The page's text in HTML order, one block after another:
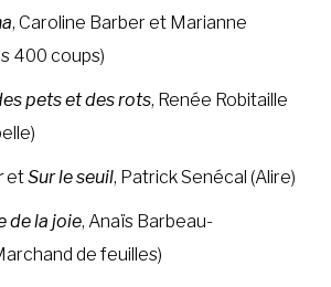
, Caroline Barber et Marianne
400 coups)
pets et des rots, Renée Robitaille
etSur le seuil, Patrick Senécal (Alire)
de la joie, Anaïs Barbeau-
de feuilles)